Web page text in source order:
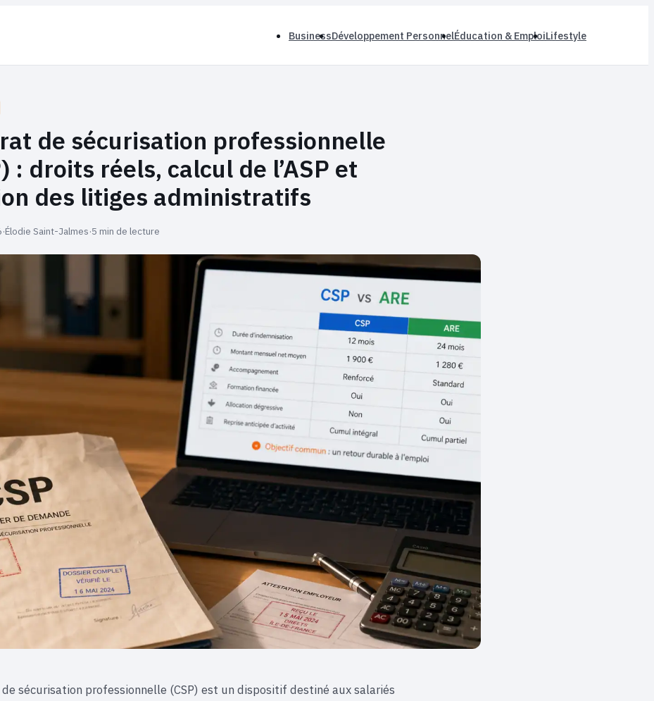
BusinessDéveloppement PersonnelÉducation & EmploiLifestyle
de sécurisation professionnelle
: droits réels, calcul de l’ASP et
des litiges administratifs
·Élodie Saint-Jalmes·5 min de lecture
sécurisation professionnelle (CSP) est un dispositif destiné aux salariés